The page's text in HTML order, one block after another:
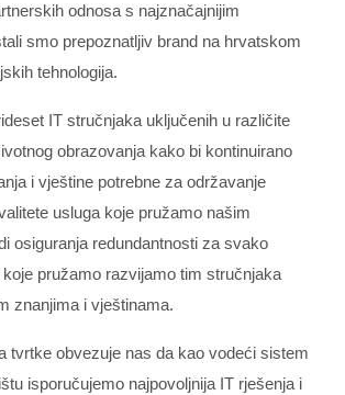
odnosa s najznačajnijim
smo prepoznatljiv brand na hrvatskom
tehnologija.
IT stručnjaka uključenih u različite
obrazovanja kako bi kontinuirano
i vještine potrebne za održavanje
usluga koje pružamo našim
osiguranja redundantnosti za svako
koje pružamo razvijamo tim stručnjaka
znanjima i vještinama.
tvrtke obvezuje nas da kao vodeći sistem
isporučujemo najpovoljnija IT rješenja i